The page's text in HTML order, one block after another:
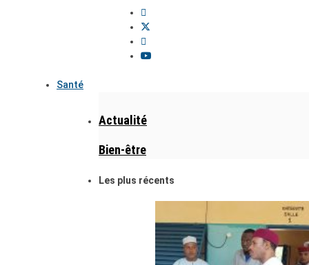
Santé
Actualité
Bien-être
Les plus récents